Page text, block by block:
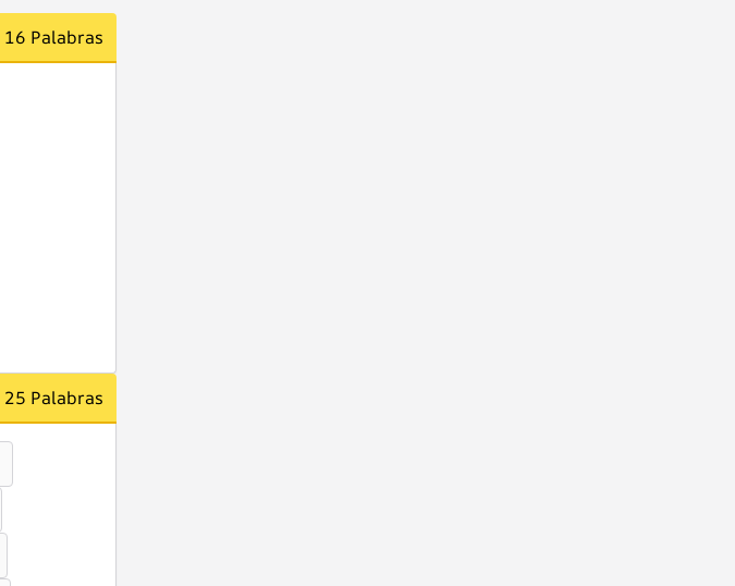
16 Palabras
25 Palabras